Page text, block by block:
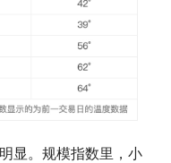
显。规模指数里，小